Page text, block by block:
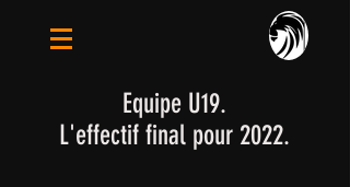
Equipe U19.
L'effectif final pour 2022.